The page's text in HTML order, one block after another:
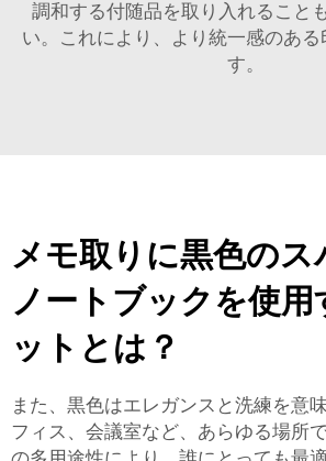
調和する付随品を取り入れること
い。これにより、より統一感のある
す。
メモ取りに黒色のス
ノートブックを使用
ットとは？
また、黒色はエレガンスと洗練を意
フィス、会議室など、あらゆる場所